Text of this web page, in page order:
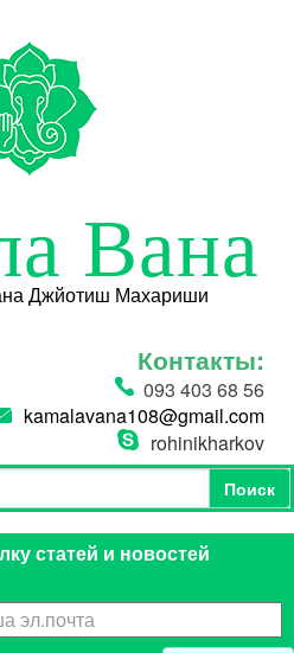
Вана
Джйотиш Махариши
Контакты:
093 403 68 56
kamalavana108@gmail.com
rohinikharkov
Поиск
Поиск
статей и новостей